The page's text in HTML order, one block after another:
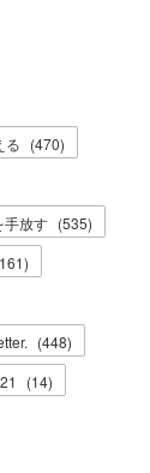
る (470)
手放す (535)
161)
(448)
(14)